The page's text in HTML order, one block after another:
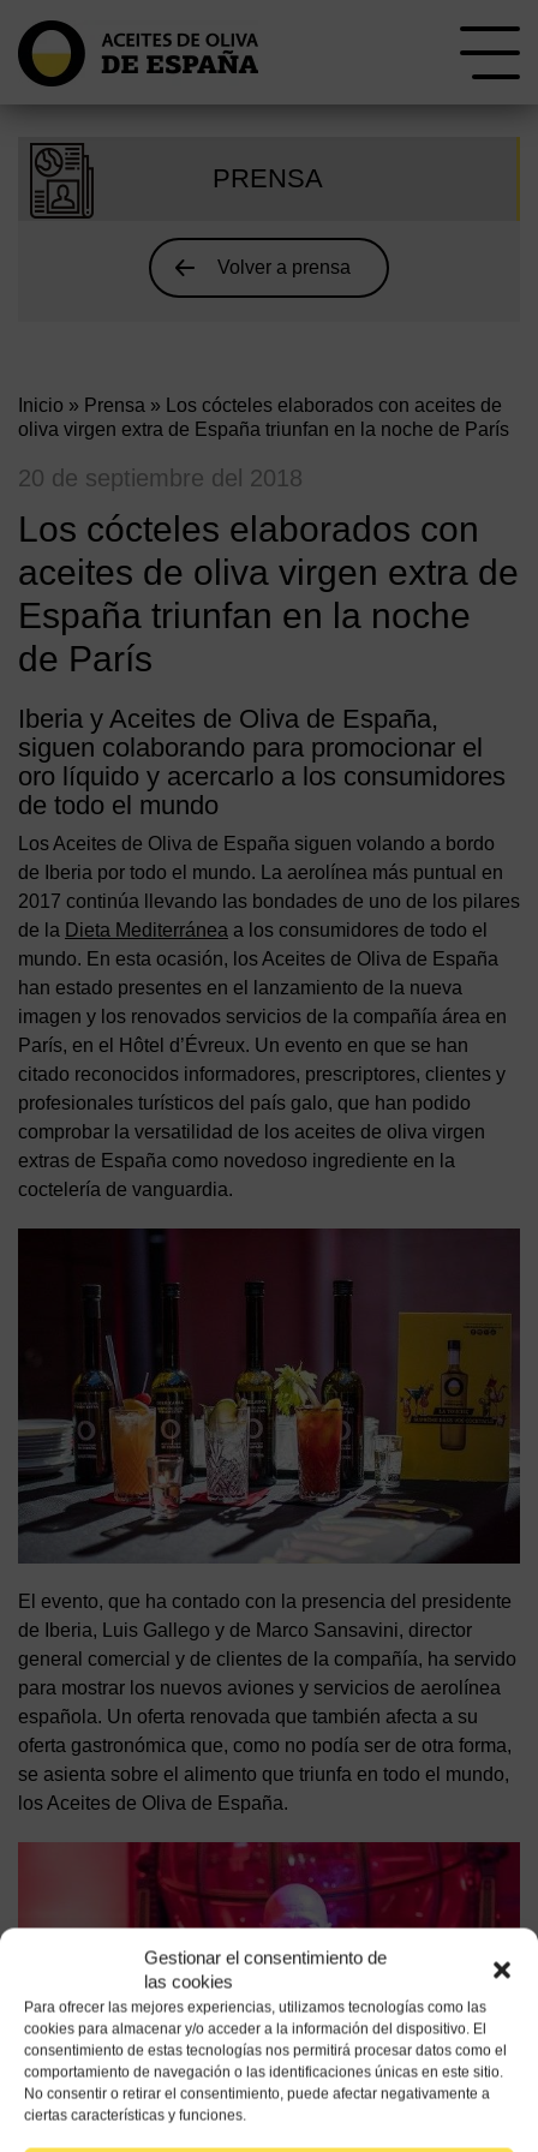
Gestionar el consentimiento de
las cookies
Para ofrecer las mejores experiencias, utilizamos tecnologías como las
cookies para almacenar y/o acceder a la información del dispositivo. El
consentimiento de estas tecnologías nos permitirá procesar datos como el
comportamiento de navegación o las identificaciones únicas en este sitio.
No consentir o retirar el consentimiento, puede afectar negativamente a
ciertas características y funciones.
PRENSA
Volver a prensa
Inicio » Prensa » Los cócteles elaborados con aceites de
oliva virgen extra de España triunfan en la noche de París
20 de septiembre del 2018
Los cócteles elaborados con
aceites de oliva virgen extra de
España triunfan en la noche
de París
Iberia y Aceites de Oliva de España,
siguen colaborando para promocionar el
oro líquido y acercarlo a los consumidores
de todo el mundo
Los Aceites de Oliva de España siguen volando a bordo
de Iberia por todo el mundo. La aerolínea más puntual en
2017 continúa llevando las bondades de uno de los pilares
de la Dieta Mediterránea a los consumidores de todo el
mundo. En esta ocasión, los Aceites de Oliva de España
han estado presentes en el lanzamiento de la nueva
imagen y los renovados servicios de la compañía área en
París, en el Hôtel d’Évreux. Un evento en que se han
citado reconocidos informadores, prescriptores, clientes y
profesionales turísticos del país galo, que han podido
comprobar la versatilidad de los aceites de oliva virgen
extras de España como novedoso ingrediente en la
coctelería de vanguardia.
El evento, que ha contado con la presencia del presidente
de Iberia, Luis Gallego y de Marco Sansavini, director
general comercial y de clientes de la compañía, ha servido
para mostrar los nuevos aviones y servicios de aerolínea
española. Un oferta renovada que también afecta a su
oferta gastronómica que, como no podía ser de otra forma,
se asienta sobre el alimento que triunfa en todo el mundo,
los Aceites de Oliva de España.